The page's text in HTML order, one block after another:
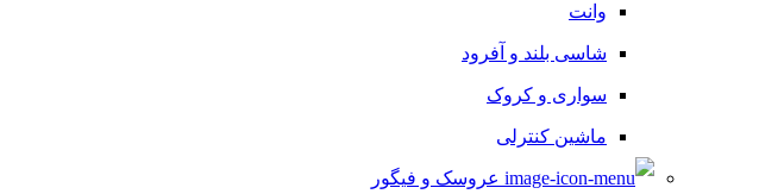
وانت
شاسی بلند و آفرود
سواری و کروک
ماشین کنترلی
عروسک و فیگور